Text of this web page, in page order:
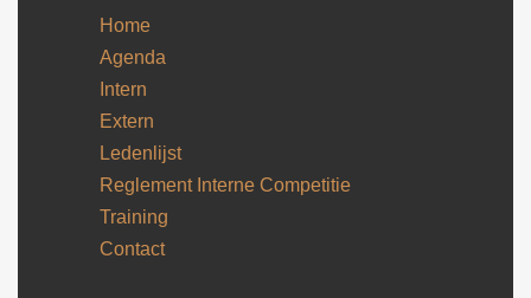
Home
Agenda
Intern
Extern
Ledenlijst
Reglement Interne Competitie
Training
Contact